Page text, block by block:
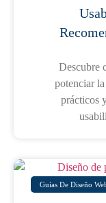
Descubre
potenciar
prácticos
Guías De Diseño